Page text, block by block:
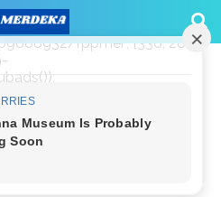
|| {cmd: []};
{
rppmer', [336, 280],